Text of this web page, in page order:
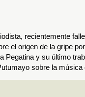
recientemente
el origen de la gripe
Pegatina y su último
sobre la música